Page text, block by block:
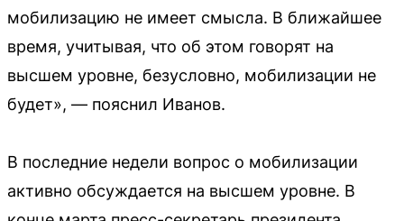
мобилизацию не имеет смысла. В ближайшее
время, учитывая, что об этом говорят на
высшем уровне, безусловно, мобилизации не
будет», — пояснил Иванов.
В последние недели вопрос о мобилизации
активно обсуждается на высшем уровне. В